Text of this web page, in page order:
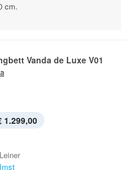
cm.
Vanda de Luxe V01
1.299,00
Leiner
Imst